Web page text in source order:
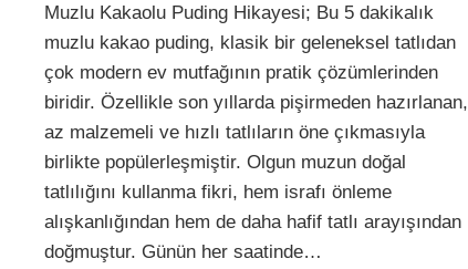
Muzlu Kakaolu Puding Hikayesi; Bu 5 dakikalık
muzlu kakao puding, klasik bir geleneksel tatlıdan
çok modern ev mutfağının pratik çözümlerinden
biridir. Özellikle son yıllarda pişirmeden hazırlanan,
az malzemeli ve hızlı tatlıların öne çıkmasıyla
birlikte popülerleşmiştir. Olgun muzun doğal
tatlılığını kullanma fikri, hem israfı önleme
alışkanlığından hem de daha hafif tatlı arayışından
doğmuştur. Günün her saatinde…